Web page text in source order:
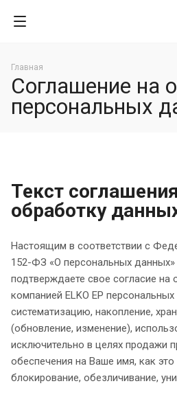
Главная
Соглашение на
персональных
Текст
обработку
Настоящим в соответствии с
152-ФЗ «О персональных данных»
подтверждаете свое согласие на
компанией ELKO EP
систематизацию, накопление,
(обновление, изменение),
исключительно в целях продажи
обеспечения на Ваше имя, как
блокирование, обезличивание,